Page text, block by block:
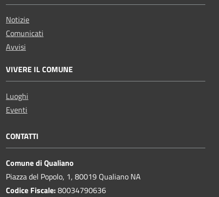
Notizie
Comunicati
Avvisi
VIVERE IL COMUNE
Luoghi
Eventi
CONTATTI
Comune di Qualiano
Piazza del Popolo, 1, 80019 Qualiano NA
Codice Fiscale:80034790636